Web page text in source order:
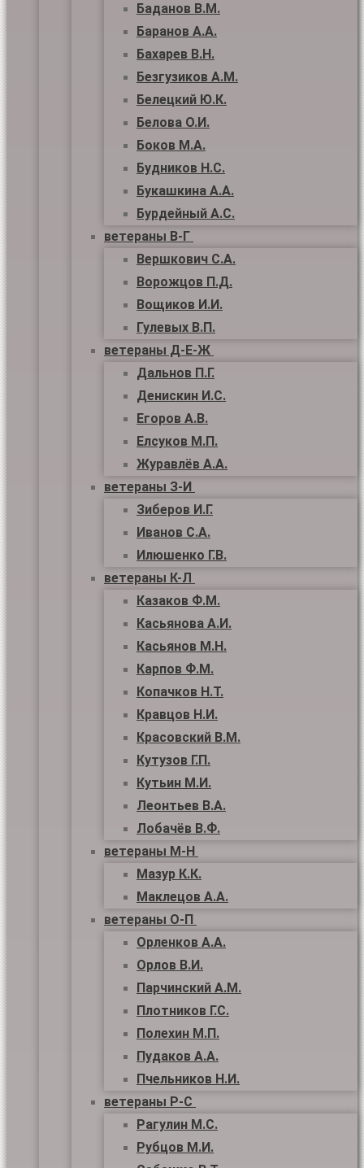
Баданов В.М.
Баранов А.А.
Бахарев В.Н.
Безгузиков А.М.
Белецкий Ю.К.
Белова О.И.
Боков М.А.
Будников Н.С.
Букашкина А.А.
Бурдейный А.С.
ветераны В-Г
Вершкович С.А.
Ворожцов П.Д.
Вощиков И.И.
Гулевых В.П.
ветераны Д-Е-Ж
Дальнов П.Г.
Денискин И.С.
Егоров А.В.
Елсуков М.П.
Журавлёв А.А.
ветераны З-И
Зиберов И.Г.
Иванов С.А.
Илюшенко Г.В.
ветераны К-Л
Казаков Ф.М.
Касьянова А.И.
Касьянов М.Н.
Карпов Ф.М.
Копачков Н.Т.
Кравцов Н.И.
Красовский В.М.
Кутузов Г.П.
Кутьин М.И.
Леонтьев В.А.
Лобачёв В.Ф.
ветераны М-Н
Мазур К.К.
Маклецов А.А.
ветераны О-П
Орленков А.А.
Орлов В.И.
Парчинский А.М.
Плотников Г.С.
Полехин М.П.
Пудаков А.А.
Пчельников Н.И.
ветераны Р-С
Рагулин М.С.
Рубцов М.И.